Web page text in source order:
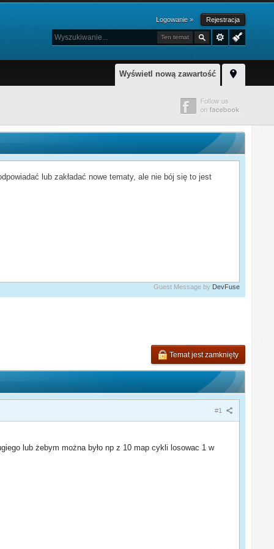
Logowanie » Rejestracja
Ten temat
Wyświetl nową zawartość
lub zakładać nowe tematy, ale nie bój się to jest
Guest Message by DevFuse
Temat jest zamknięty
#1
lub żebym można było np z 10 map cykli losowac 1 w